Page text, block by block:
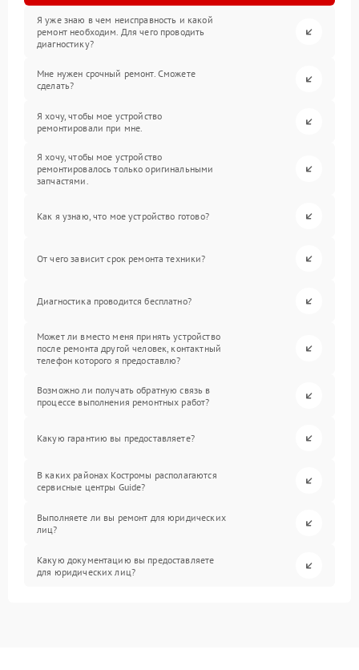
Я уже знаю в чем неисправность и какой
ремонт необходим. Для чего проводить
диагностику?
Мне нужен срочный ремонт. Сможете
сделать?
Я хочу, чтобы мое устройство
ремонтировали при мне.
Я хочу, чтобы мое устройство
ремонтировалось только оригинальными
запчастями.
Как я узнаю, что мое устройство готово?
От чего зависит срок ремонта техники?
Диагностика проводится бесплатно?
Может ли вместо меня принять устройство
после ремонта другой человек, контактный
телефон которого я предоставлю?
Возможно ли получать обратную связь в
процессе выполнения ремонтных работ?
Какую гарантию вы предоставляете?
В каких районах Костромы располагаются
сервисные центры Guide?
Выполняете ли вы ремонт для юридических
лиц?
Какую документацию вы предоставляете
для юридических лиц?